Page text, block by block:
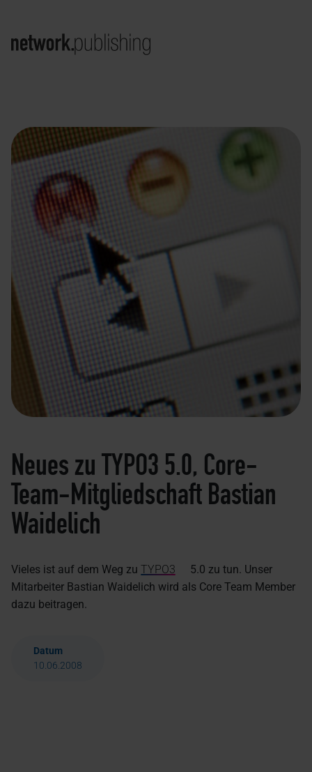
Neues zu TYPO3 5.0, Core-
Team-Mitgliedschaft Bastian
Waidelich
Vieles ist auf dem Weg zu TYPO3
5.0 zu tun. Unser
Mitarbeiter Bastian Waidelich wird als Core Team Member
dazu beitragen.
Datum
10.06.2008